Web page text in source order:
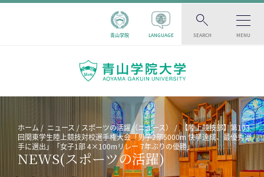
青山学院 LANGUAGE SEARCH MENU
ホーム ニュース スポーツの活躍（ニュース）
【陸上競技部】第103
回関東学生陸上競技対校選手権大会「男子2部5000m 快挙達成、最優秀選
手に選出」「女子1部 4×100mリレー 7年ぶりの優勝」
NEWS(スポーツの活躍)